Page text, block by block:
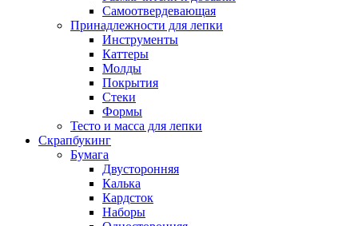
Самоотвердевающая
Принадлежности для лепки
Инструменты
Каттеры
Молды
Покрытия
Стеки
Формы
Тесто и масса для лепки
Скрапбукинг
Бумага
Двусторонняя
Калька
Кардсток
Наборы